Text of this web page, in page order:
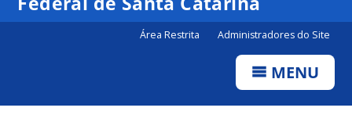
Área Restrita Administradores do Site
MENU